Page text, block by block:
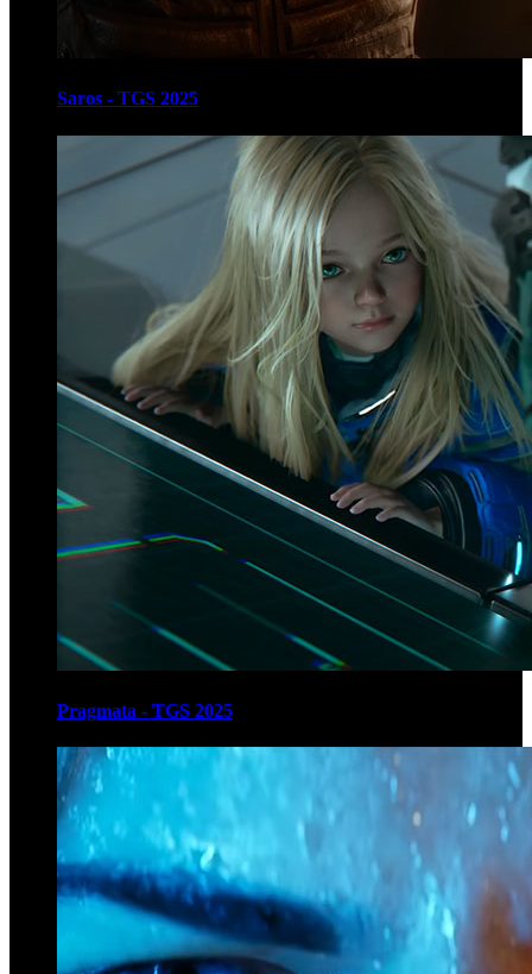
Saros - TGS 2025
Pragmata - TGS 2025